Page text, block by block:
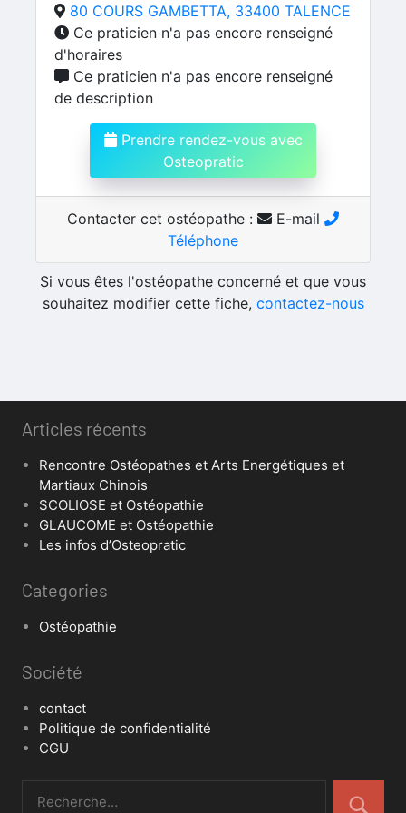
80 COURS GAMBETTA, 33400 TALENCE
Ce praticien n'a pas encore renseigné
d'horaires
Ce praticien n'a pas encore renseigné
de description
Prendre rendez-vous avec
Osteopratic
Contacter cet ostéopathe :
E-mail
Téléphone
Si vous êtes l'ostéopathe concerné et que vous
souhaitez modifier cette fiche, contactez-nous
Articles récents
Rencontre Ostéopathes et Arts Energétiques et
Martiaux Chinois
SCOLIOSE et Ostéopathie
GLAUCOME et Ostéopathie
Les infos d’Osteopratic
Categories
Ostéopathie
Société
contact
Politique de confidentialité
CGU